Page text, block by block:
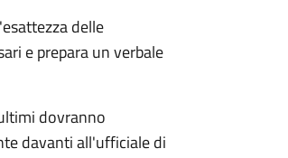
delle
e prepara un verbale
dovranno
davanti all'ufficiale di